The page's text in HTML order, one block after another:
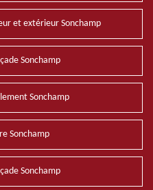
et extérieur Sonchamp
Sonchamp
Sonchamp
Sonchamp
Sonchamp